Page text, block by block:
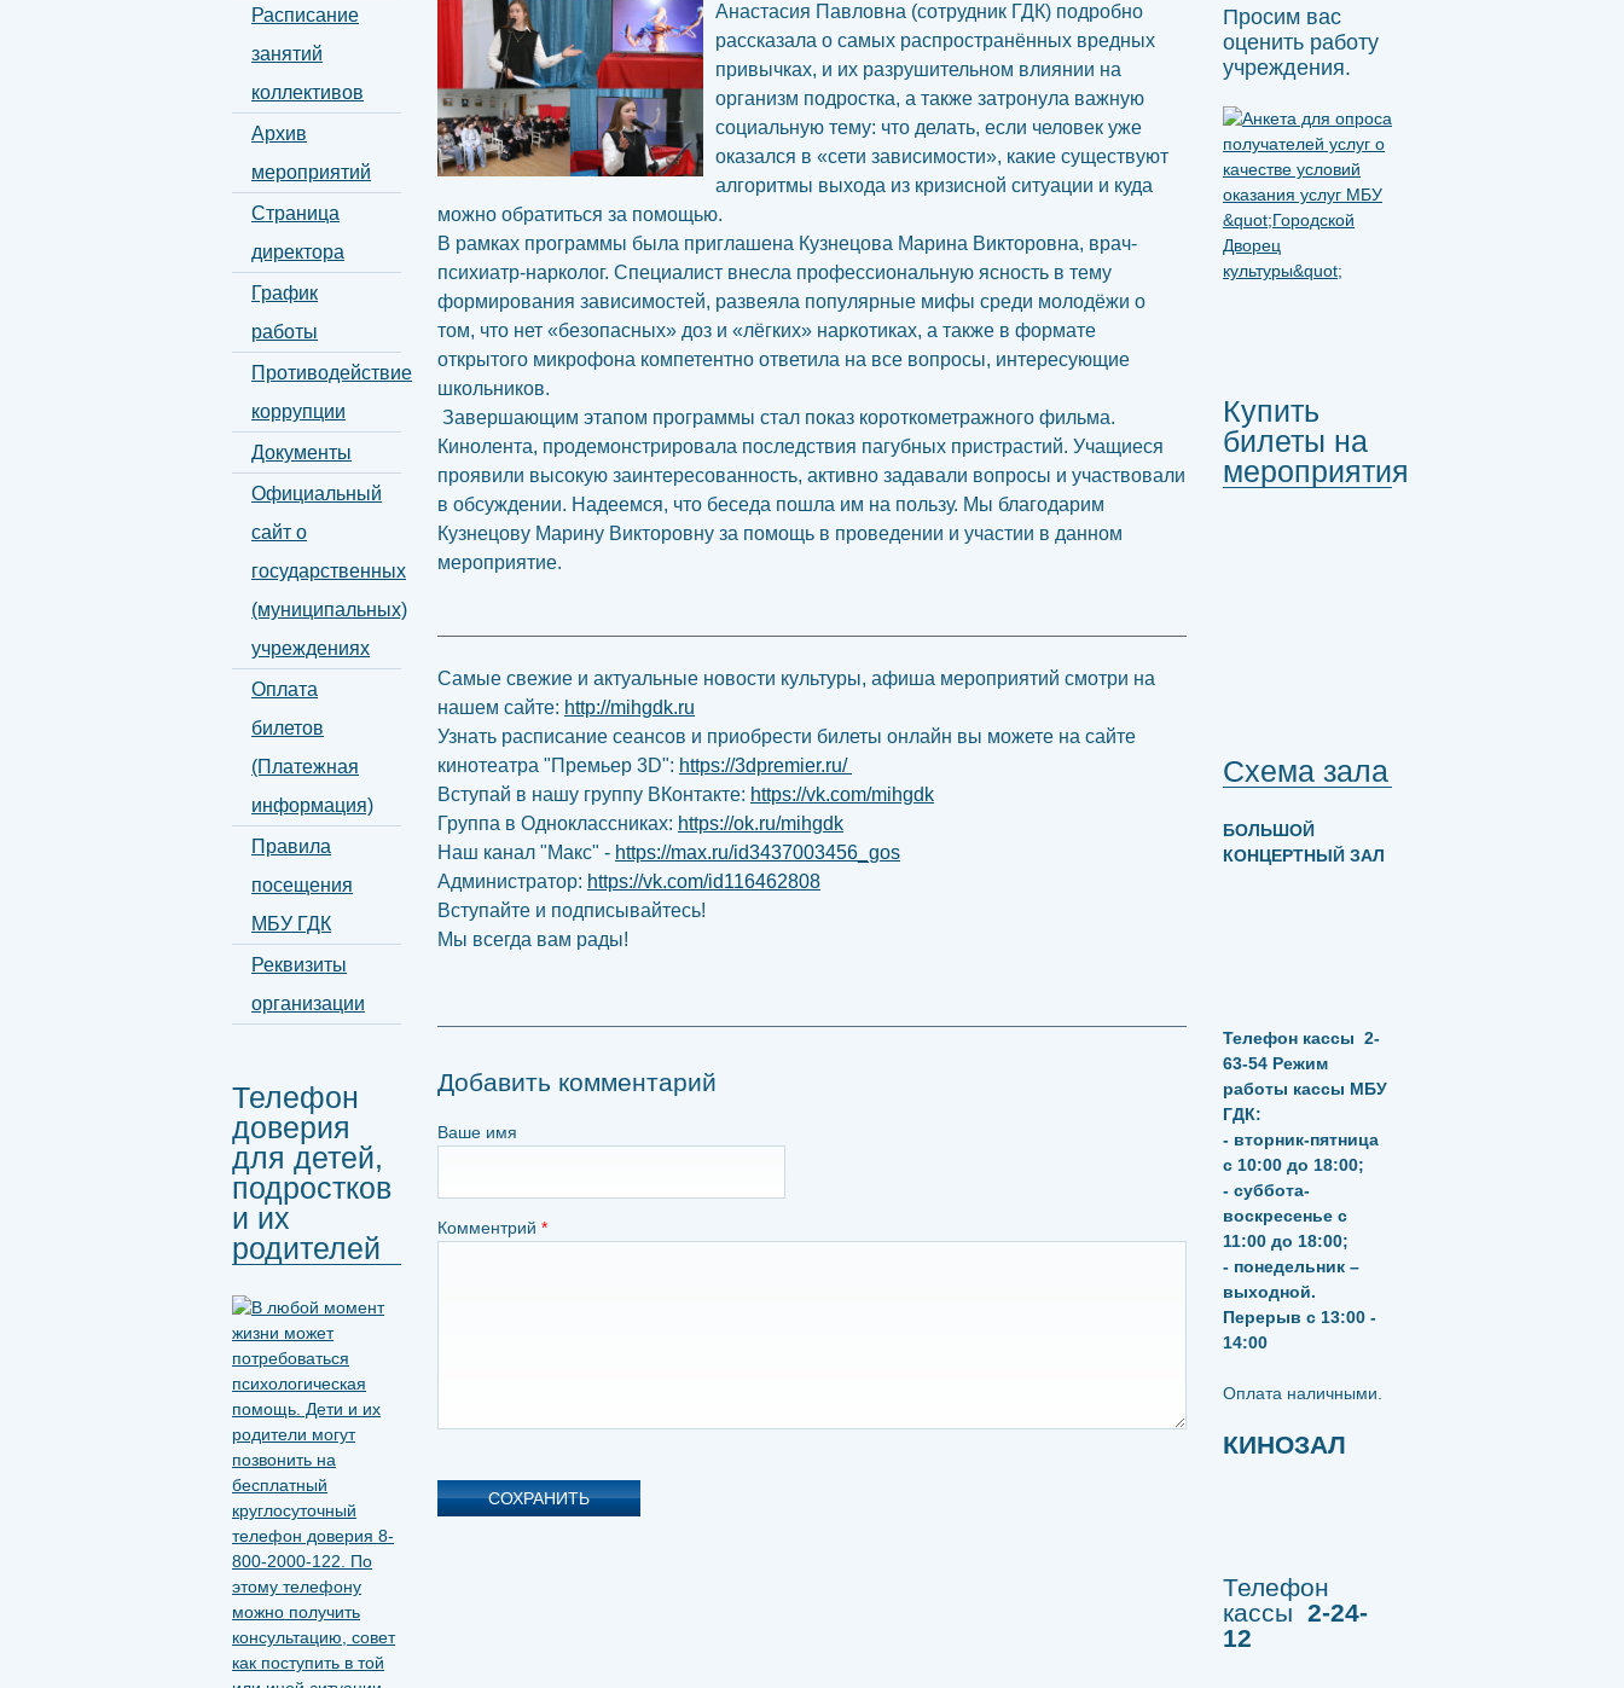
Расписание
занятий
коллективов
Архив
мероприятий
Страница
директора
График
работы
Противодействие
коррупции
Документы
Официальный
сайт о
государственных
(муниципальных)
учреждениях
Оплата
билетов
(Платежная
информация)
Правила
посещения
МБУ ГДК
Реквизиты
организации
Телефон
доверия
для детей,
подростков
и их
родителей
Анастасия Павловна (сотрудник ГДК) подробно
рассказала о самых распространённых вредных
привычках, и их разрушительном влиянии на
организм подростка, а также затронула важную
социальную тему: что делать, если человек уже
оказался в «сети зависимости», какие существуют
алгоритмы выхода из кризисной ситуации и куда
можно обратиться за помощью.
В рамках программы была приглашена Кузнецова Марина Викторовна, врач-
психиатр-нарколог. Специалист внесла профессиональную ясность в тему
формирования зависимостей, развеяла популярные мифы среди молодёжи о
том, что нет «безопасных» доз и «лёгких» наркотиках, а также в формате
открытого микрофона компетентно ответила на все вопросы, интересующие
школьников.
Завершающим этапом программы стал показ короткометражного фильма.
Кинолента, продемонстрировала последствия пагубных пристрастий. Учащиеся
проявили высокую заинтересованность, активно задавали вопросы и участвовали
в обсуждении. Надеемся, что беседа пошла им на пользу. Мы благодарим
Кузнецову Марину Викторовну за помощь в проведении и участии в данном
мероприятие.
Самые свежие и актуальные новости культуры, афиша мероприятий смотри на
нашем сайте: http://mihgdk.ru
Узнать расписание сеансов и приобрести билеты онлайн вы можете на сайте
кинотеатра "Премьер 3D": https://3dpremier.ru/
Вступай в нашу группу ВКонтакте: https://vk.com/mihgdk
Группа в Одноклассниках: https://ok.ru/mihgdk
Наш канал "Макс" - https://max.ru/id3437003456_gos
Администратор: https://vk.com/id116462808
Вступайте и подписывайтесь!
Мы всегда вам рады!
Добавить комментарий
Ваше имя
Комментрий *
Просим вас
оценить работу
учреждения.
Купить
билеты на
мероприятия
Схема зала
БОЛЬШОЙ
КОНЦЕРТНЫЙ ЗАЛ
Телефон кассы 2-
63-54 Режим
работы кассы МБУ
ГДК:
- вторник-пятница
с 10:00 до 18:00;
- суббота-
воскресенье с
11:00 до 18:00;
- понедельник –
выходной.
Перерыв с 13:00 -
14:00
​​​​​​​Оплата наличными.
КИНОЗАЛ
Телефон
кассы 2-24-
12